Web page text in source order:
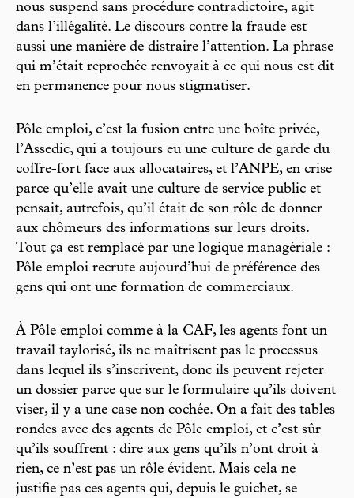
nous suspend sans procédure contradictoire, agit
dans l’illégalité. Le discours contre la fraude est
aussi une manière de distraire l’attention. La phrase
qui m’était reprochée renvoyait à ce qui nous est dit
en permanence pour nous stigmatiser.
Pôle emploi, c’est la fusion entre une boîte privée,
l’Assedic, qui a toujours eu une culture de garde du
coffre-fort face aux allocataires, et l’ANPE, en crise
parce qu’elle avait une culture de service public et
pensait, autrefois, qu’il était de son rôle de donner
aux chômeurs des informations sur leurs droits.
Tout ça est remplacé par une logique managériale :
Pôle emploi recrute aujourd’hui de préférence des
gens qui ont une formation de commerciaux.
À Pôle emploi comme à la CAF, les agents font un
travail taylorisé, ils ne maîtrisent pas le processus
dans lequel ils s’inscrivent, donc ils peuvent rejeter
un dossier parce que sur le formulaire qu’ils doivent
viser, il y a une case non cochée. On a fait des tables
rondes avec des agents de Pôle emploi, et c’est sûr
qu’ils souffrent : dire aux gens qu’ils n’ont droit à
rien, ce n’est pas un rôle évident. Mais cela ne
justifie pas ces agents qui, depuis le guichet, se